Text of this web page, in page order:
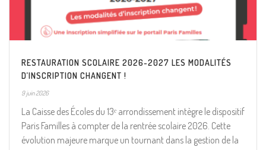
RESTAURATION SCOLAIRE 2026-2027 LES MODALITÉS
D’INSCRIPTION CHANGENT !
9 juin 2026
La Caisse des Écoles du 13ᵉ arrondissement intègre le dispositif
Paris Familles à compter de la rentrée scolaire 2026. Cette
évolution majeure marque un tournant dans la gestion de la